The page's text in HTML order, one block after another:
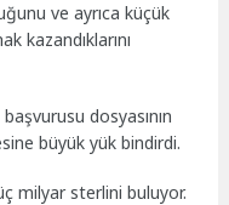
ve ayrıca küçük
kazandıklarını
dosyasının
büyük yük bindirdi.
milyar sterlini buluyor.